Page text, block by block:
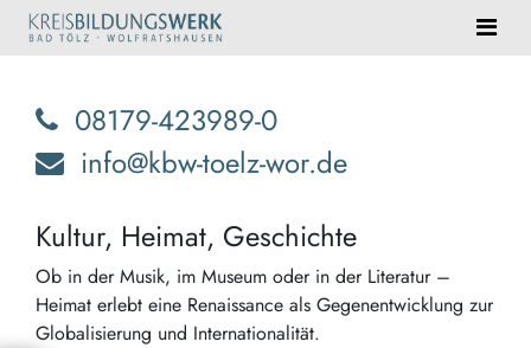
08179-423989-0
info@kbw-toelz-wor.de
Kultur, Heimat, Geschichte
Ob in der Musik, im Museum oder in der Literatur –
Heimat erlebt eine Renaissance als Gegenentwicklung zur
Globalisierung und Internationalität.